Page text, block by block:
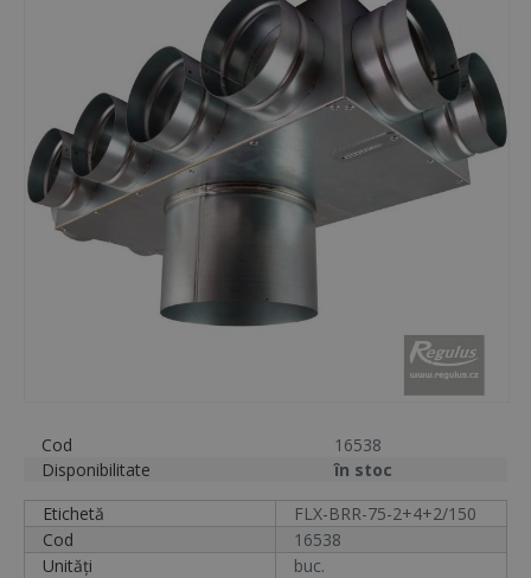
Cod
16538
Disponibilitate
în stoc
Etichetă
FLX-BRR-75-2+4+2/150
Cod
16538
Unități
buc.